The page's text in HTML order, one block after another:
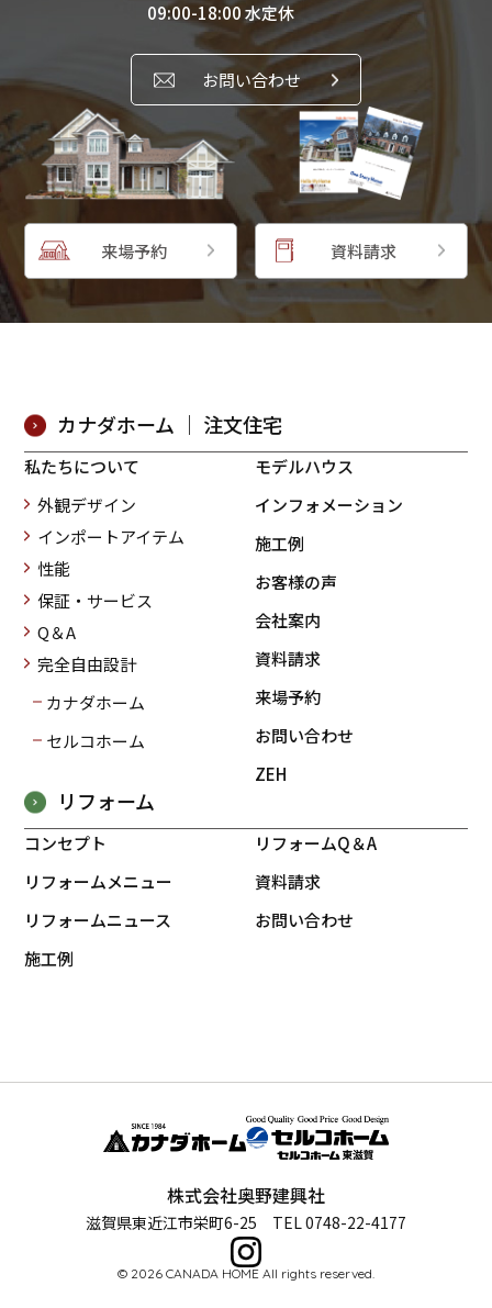
09:00-18:00 水定休
お問い合わせ
来場予約 資料請求
カナダホーム ｜ 注文住宅
私たちについて
外観デザイン
インポートアイテム
性能
保証・サービス
Q＆A
完全自由設計
カナダホーム
セルコホーム
モデルハウス
インフォメーション
施工例
お客様の声
会社案内
資料請求
来場予約
お問い合わせ
ZEH
リフォーム
コンセプト
リフォームメニュー
リフォームニュース
施工例
リフォームQ＆A
資料請求
お問い合わせ
株式会社奥野建興社
滋賀県東近江市栄町6-25 TEL 0748-22-4177
© 2026 CANADA HOME All rights reserved.